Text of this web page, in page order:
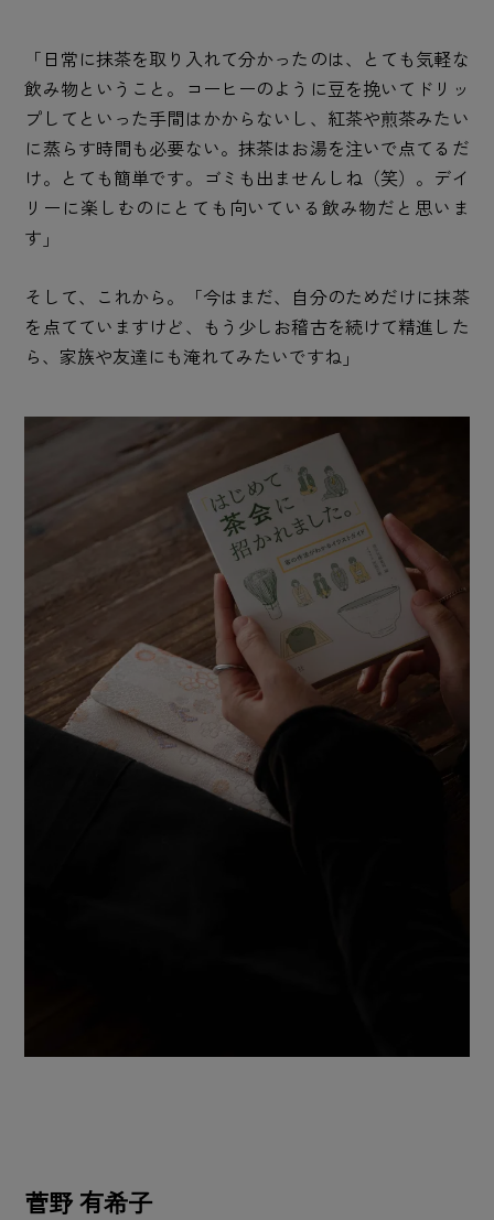
「日常に抹茶を取り入れて分かったのは、とても気軽な
飲み物ということ。コーヒーのように豆を挽いてドリッ
プしてといった手間はかからないし、紅茶や煎茶みたい
に蒸らす時間も必要ない。抹茶はお湯を注いで点てるだ
け。とても簡単です。ゴミも出ませんしね（笑）。デイ
リーに楽しむのにとても向いている飲み物だと思いま
す」
そして、これから。「今はまだ、自分のためだけに抹茶
を点てていますけど、もう少しお稽古を続けて精進した
ら、家族や友達にも淹れてみたいですね」
菅野 有希子